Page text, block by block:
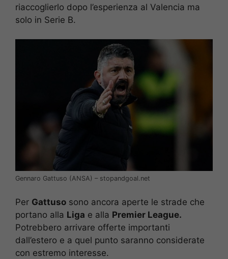
riaccoglierlo dopo l’esperienza al Valencia ma
solo in Serie B.
Gennaro Gattuso (ANSA) – stopandgoal.net
Per Gattuso sono ancora aperte le strade che
portano alla Liga e alla Premier League.
Potrebbero arrivare offerte importanti
dall’estero e a quel punto saranno considerate
con estremo interesse.